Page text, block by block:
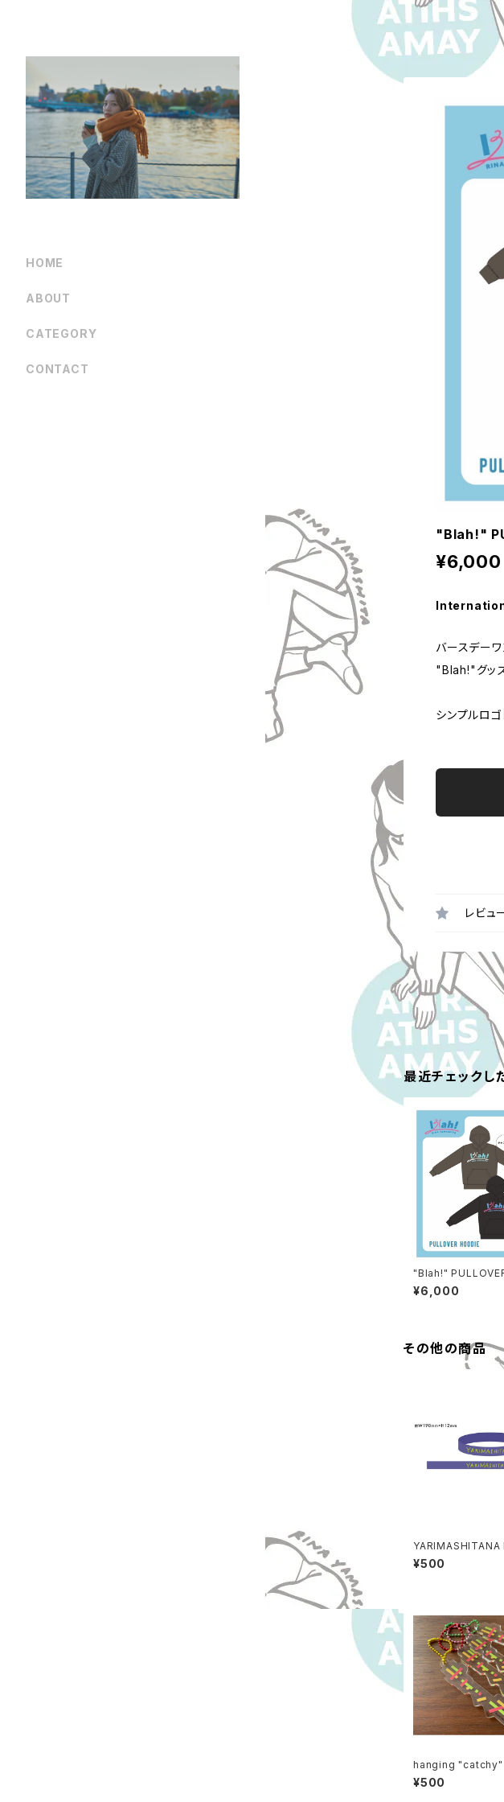
"Blah!"
¥6,000
バースデー
"Blah!"グッ
シンプルロ
レビュ
最近チェックし
"Blah!"
¥6,000
その他の商品
d
¥500
hanging
chain)
¥500
HOME
ABOUT
CATEGORY
CONTACT